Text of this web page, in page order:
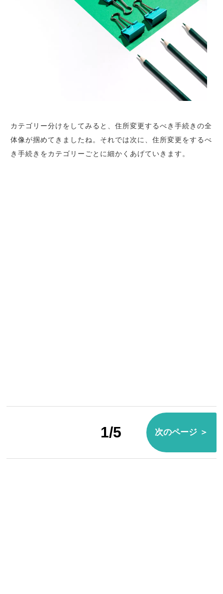
カテゴリー分けをしてみると、住所変更するべき手続きの全
体像が掴めてきましたね。それでは次に、住所変更をするべ
き手続きをカテゴリーごとに細かくあげていきます。
1/5 次のページ ＞